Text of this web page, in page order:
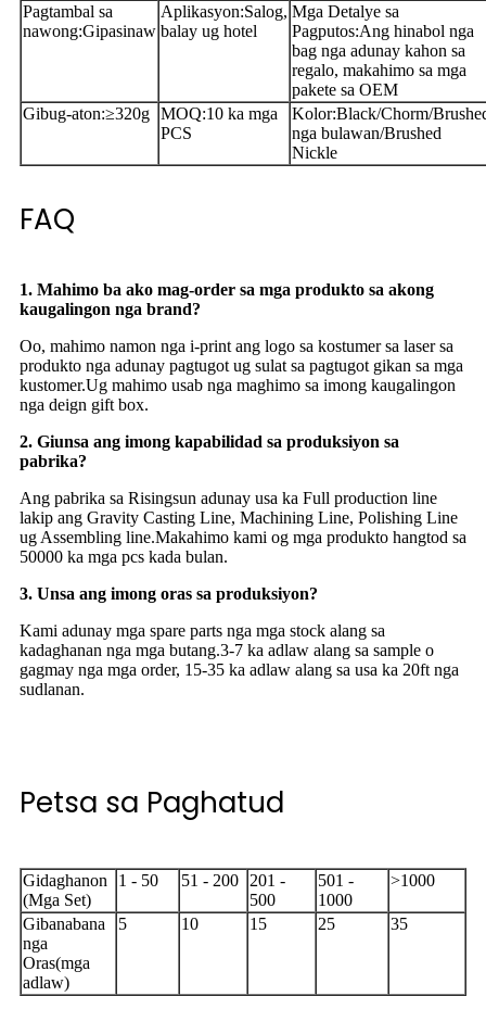
Pagtambal sa
nawong:Gipasinaw
Aplikasyon:Salog,
balay ug hotel
Mga Detalye sa
Pagputos:Ang hinabol nga
bag nga adunay kahon sa
regalo, makahimo sa mga
pakete sa OEM
Gibug-aton:≥320g MOQ:10 ka mga
PCS
Kolor:Black/Chorm/
nga bulawan/Brushed
Nickle
FAQ
1. Mahimo ba ako mag-order sa mga produkto sa akong
kaugalingon nga brand?
Oo, mahimo namon nga i-print ang logo sa kostumer sa laser sa
produkto nga adunay pagtugot ug sulat sa pagtugot gikan sa mga
kustomer.Ug mahimo usab nga maghimo sa imong kaugalingon
nga deign gift box.
2. Giunsa ang imong kapabilidad sa produksiyon sa
pabrika?
Ang pabrika sa Risingsun adunay usa ka Full production line
lakip ang Gravity Casting Line, Machining Line, Polishing Line
ug Assembling line.Makahimo kami og mga produkto hangtod sa
50000 ka mga pcs kada bulan.
3. Unsa ang imong oras sa produksiyon?
Kami adunay mga spare parts nga mga stock alang sa
kadaghanan nga mga butang.3-7 ka adlaw alang sa sample o
gagmay nga mga order, 15-35 ka adlaw alang sa usa ka 20ft nga
sudlanan.
Petsa sa Paghatud
Gidaghanon
(Mga Set)
1 - 50 51 - 200
201 -
500
501 -
1000
>1000
Gibanabana
nga
Oras(mga
adlaw)
5 10 15 25 35